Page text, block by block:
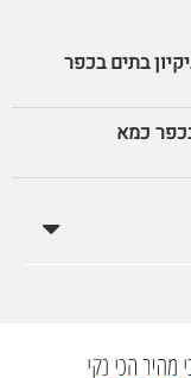
בתים בכפר
כמא